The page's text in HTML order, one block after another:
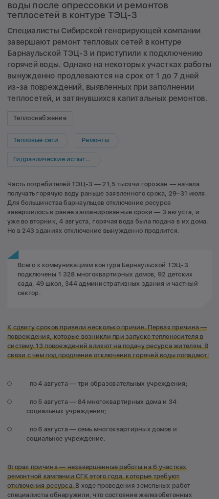
воды после опрессовки и ремонтов
теплосетей в контуре ТЭЦ-3
Специалисты Сибирской генерирующей компании
завершают ремонт тепловых сетей в контуре
Барнаульской ТЭЦ-3 и приступили к подключению
горячей воды. Однако на некоторых участках работы
вынужденно продлеваются на срок от 1 до 7 дней
из-за повреждений, выявленных при заполнении
теплосетей, и затянувшихся капитальных ремонтов.
Теплоснабжение
Тепловые сети Ремонты
Гидравлические испытания
Часть потребителей ТЭЦ-3 — 21,5 тысячи горожан — начала
получать горячую воду раньше заявленного срока, 29–31 июля.
Для большинства барнаульцев отключение ресурса
завершилось в ранее запланированные сроки — 3 августа, и
уже во вторник, 4 августа, горячая вода была подана в их дома.
Но в 243 зданиях отключение вынужденно продлится.
Всего к коммуникациям контура Барнаульской ТЭЦ-3
подключены 1 328 многоквартирных домов, 92 детских
сада, 49 школ, 344 административных здания и частный
сектор.
К сдвигу сроков привели несколько причин. Первая причина —
повреждения, которые возникли при запуске теплоносителя в
систему. 13 повреждений влияют на подачу ресурса жителям. В
связи с чем под продление отключения горячей воды попадают:
по 4 августа — три образовательных учреждения;
по 5 августа — 84 многоквартирных дома и 34
социальных учреждения;
по 6 августа — семь многоквартирных домов и
социальное учреждение.
Вторая причина — незавершенные работы на 6 участках
ремонтной кампании СГК этого года, которые требуют
отключения ресурса.В ходе проведения земельных работ
специалисты обнаружили, что состояние железобетонных